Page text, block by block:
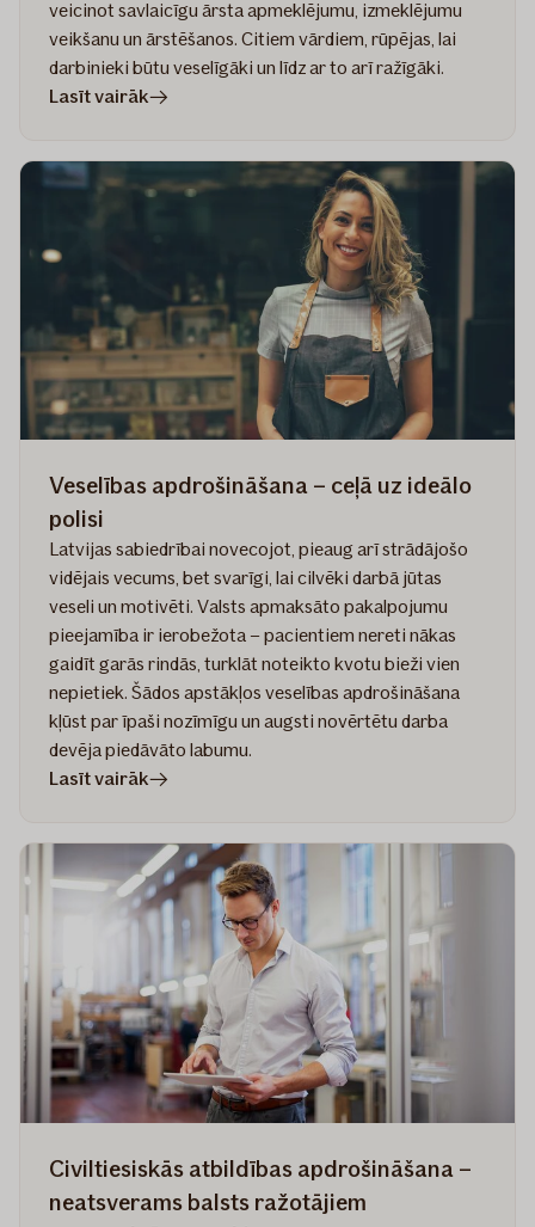
veicinot savlaicīgu ārsta apmeklējumu, izmeklējumu
veikšanu un ārstēšanos. Citiem vārdiem, rūpējas, lai
darbinieki būtu veselīgāki un līdz ar to arī ražīgāki.
Lasīt vairākrakstā
piemērotāko
darbiniekiem?
Veselības apdrošināšana – ceļā uz ideālo
polisi
Latvijas sabiedrībai novecojot, pieaug arī strādājošo
vidējais vecums, bet svarīgi, lai cilvēki darbā jūtas
veseli un motivēti. Valsts apmaksāto pakalpojumu
pieejamība ir ierobežota – pacientiem nereti nākas
gaidīt garās rindās, turklāt noteikto kvotu bieži vien
nepietiek. Šādos apstākļos veselības apdrošināšana
kļūst par īpaši nozīmīgu un augsti novērtētu darba
devēja piedāvāto labumu.
Lasīt vairākrakstā
–
ceļā
polisi
Civiltiesiskās atbildības apdrošināšana –
neatsverams balsts ražotājiem